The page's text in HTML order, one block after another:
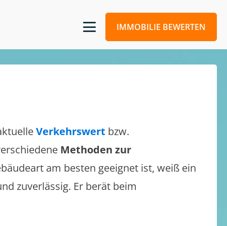
IMMOBILIE BEWERTEN
Verkehrswert bzw.
Methoden zur
am besten geeignet ist, weiß ein
zuverlässig. Er berät beim